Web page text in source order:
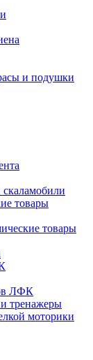
и подушки
товары
товары
ЛФК
тренажеры
моторики